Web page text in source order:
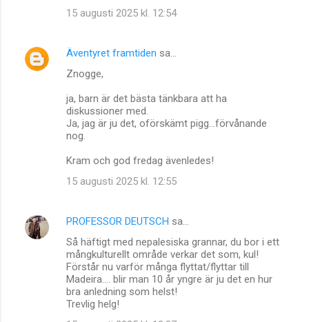
15 augusti 2025 kl. 12:54
Äventyret framtiden sa…
Znogge,
ja, barn är det bästa tänkbara att ha
diskussioner med.
Ja, jag är ju det, oförskämt pigg...förvånande
nog.
Kram och god fredag ävenledes!
15 augusti 2025 kl. 12:55
PROFESSOR DEUTSCH sa…
Så häftigt med nepalesiska grannar, du bor i ett
mångkulturellt område verkar det som, kul!
Förstår nu varför många flyttat/flyttar till
Madeira.... blir man 10 år yngre är ju det en hur
bra anledning som helst!
Trevlig helg!